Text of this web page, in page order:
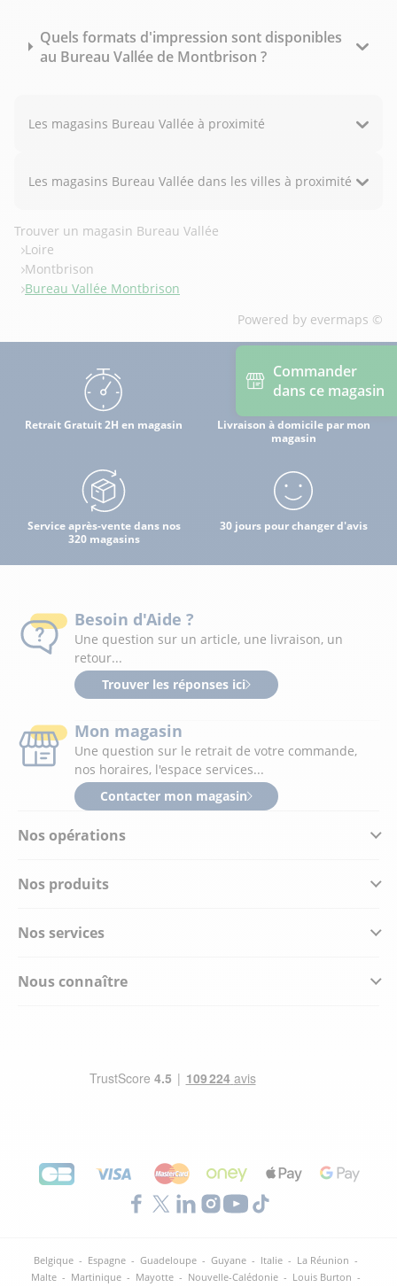
Commander
dans ce magasin
Quels formats d'impression sont disponibles
au Bureau Vallée de Montbrison ?
Les magasins Bureau Vallée à proximité
Les magasins Bureau Vallée dans les villes à proximité
Trouver un magasin Bureau Vallée
Loire
Montbrison
Bureau Vallée Montbrison
Powered by evermaps ©
Retrait Gratuit 2H en magasin
Livraison à domicile par mon
magasin
Service après-vente dans nos
320 magasins
30 jours pour changer d'avis
Nos opérations
Nos produits
Nos services
Nous connaître
Besoin d'Aide ?
Une question sur un article, une livraison, un
retour...
Trouver les réponses ici
Mon magasin
Une question sur le retrait de votre commande,
nos horaires, l'espace services...
Contacter mon magasin
Belgique - Espagne - Guadeloupe - Guyane - Italie - La Réunion -
Malte - Martinique - Mayotte - Nouvelle-Calédonie - Louis Burton -